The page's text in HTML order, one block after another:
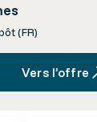
(FR)
Vers l’offre